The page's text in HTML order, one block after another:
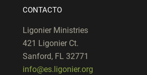
CONTACTO
Ligonier Ministries
421 Ligonier Ct.
Sanford, FL 32771
info@es.ligonier.org